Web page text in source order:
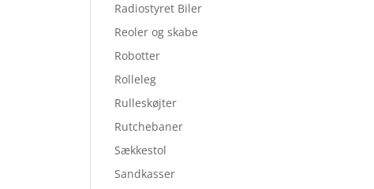
Radiostyret Biler
Reoler og skabe
Robotter
Rolleleg
Rulleskøjter
Rutchebaner
Sækkestol
Sandkasser